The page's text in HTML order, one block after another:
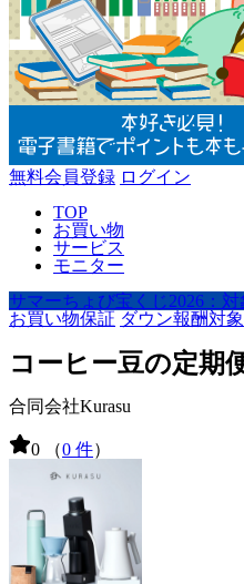
無料会員登録 ログイン
TOP
お買い物
サービス
モニター
サマーちょび宝くじ2026：対
お買い物保証 ダウン報酬対象
コーヒー豆の定期
合同会社Kurasu
0 （0 件）